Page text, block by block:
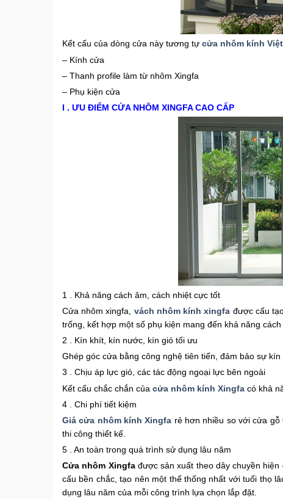
Kết cấu của dòng cửa này tương tự cửa nhôm kính
– Kính cửa
– Thanh profile làm từ nhôm Xingfa
– Phụ kiện cửa
I . ƯU ĐIỂM CỬA NHÔM XINGFA CAO CẤP
1 . Khả năng cách âm, cách nhiệt cực tốt
Cửa nhôm xingfa, vách nhôm kính xingfa được cấu
trống, kết hợp một số phụ kiện mang đến khả năng
2 . Kín khít, kín nước, kín gió tối ưu
Ghép góc cửa bằng công nghệ tiên tiến, đảm bảo sự
3 . Chịu áp lực gió, các tác động ngoại lực bên ngoài
Kết cấu chắc chắn của cửa nhôm kính Xingfa có khả
4 . Chi phí tiết kiệm
Giá cửa nhôm kính Xingfa rẻ hơn nhiều so với cửa
thi công thiết kế.
5 . An toàn trong quá trình sử dụng lâu năm
Cửa nhôm Xingfađược sản xuất theo dây chuyền
cấu bền chắc, tạo nên một thể thống nhất với tuổi thọ
dụng lâu năm của mỗi công trình lựa chọn lắp đặt.